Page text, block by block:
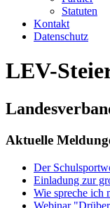
Statuten
Kontakt
Datenschutz
LEV-
Aktuelle
Der
Einladung zur
Wie spreche ich
Webinar